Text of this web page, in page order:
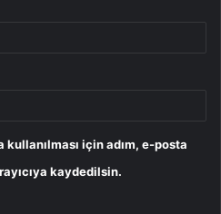
için adım, e-posta
kaydedilsin.